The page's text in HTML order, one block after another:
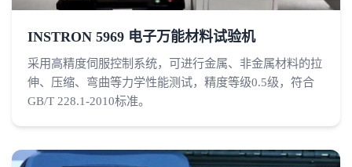
INSTRON 5969 电子万能材料试验机
采用高精度伺服控制系统，可进行金属、非金属材料的拉
伸、压缩、弯曲等力学性能测试，精度等级0.5级，符合
GB/T 228.1-2010标准。